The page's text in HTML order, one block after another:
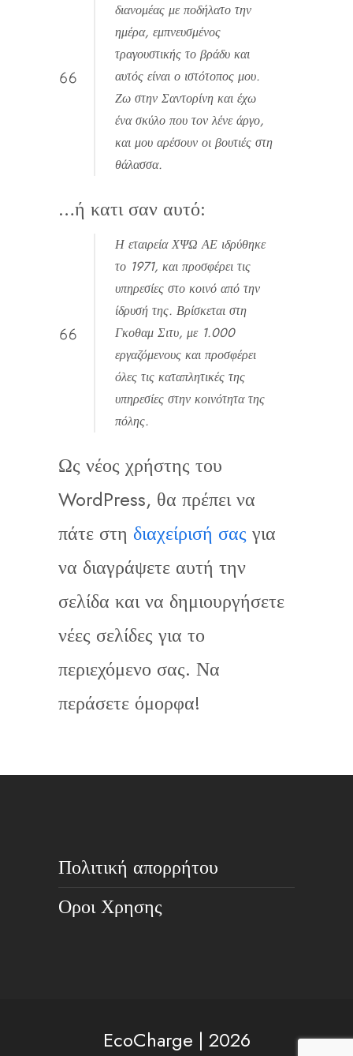
διανομέας με ποδήλατο την
ημέρα, εμπνευσμένος
τραγουστικής το βράδυ και
αυτός είναι ο ιστότοπος μου.
Ζω στην Σαντορίνη και έχω
ένα σκύλο που τον λένε άργο,
και μου αρέσουν οι βουτιές στη
θάλασσα.
…ή κατι σαν αυτό:
Η εταιρεία ΧΨΩ ΑΕ ιδρύθηκε
το 1971, και προσφέρει τις
υπηρεσίες στο κοινό από την
ίδρυσή της. Βρίσκεται στη
Γκοθαμ Σιτυ, με 1.000
εργαζόμενους και προσφέρει
όλες τις καταπλητικές της
υπηρεσίες στην κοινότητα της
πόλης.
Ως νέος χρήστης του
WordPress, θα πρέπει να
πάτε στη διαχείρισή σας για
να διαγράψετε αυτή την
σελίδα και να δημιουργήσετε
νέες σελίδες για το
περιεχόμενο σας. Να
περάσετε όμορφα!
Πολιτική απορρήτου
Οροι Χρησης
EcoCharge | 2026